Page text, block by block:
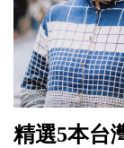
精選5本台